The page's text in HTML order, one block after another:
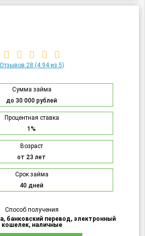
Отзывов 28 (4.94 из 5)
Сумма займа
до 30 000 рублей
Процентная ставка
1%
Возраст
от 23 лет
Срок займа
40 дней
Способ получения
банковский перевод, электронный
кошелек, наличные